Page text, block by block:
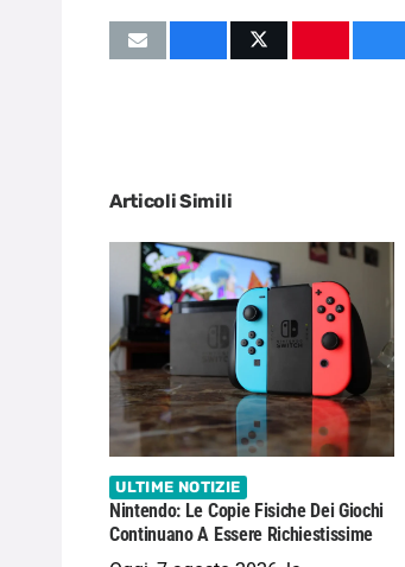
Articoli Simili
ULTIME NOTIZIE
Nintendo: Le Copie Fisiche Dei Giochi
Continuano A Essere Richiestissime